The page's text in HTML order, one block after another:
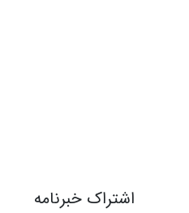
اشتراک خبرنامه